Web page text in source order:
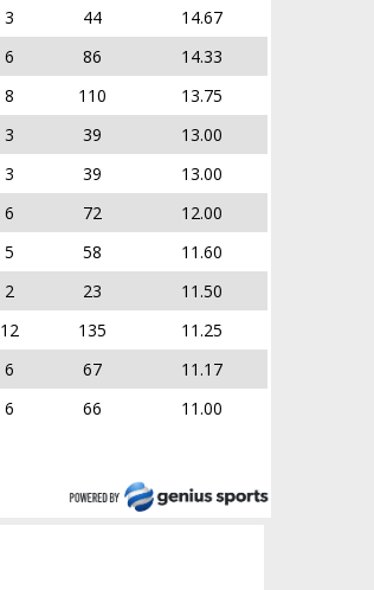
3 44
14.67
6 86
14.33
8 110
13.75
3 39
13.00
3 39
13.00
6 72
12.00
5 58
11.60
2 23
11.50
12 135
11.25
6 67
11.17
6 66 11.00